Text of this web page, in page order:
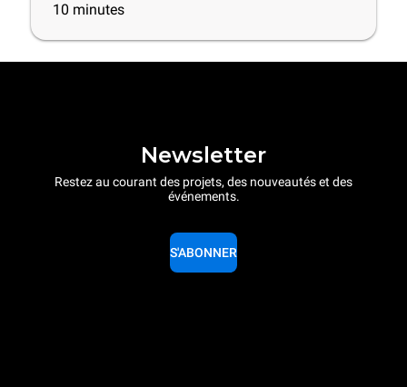
10 minutes
Newsletter
Restez au courant des projets, des nouveautés et des
événements.
S'ABONNER